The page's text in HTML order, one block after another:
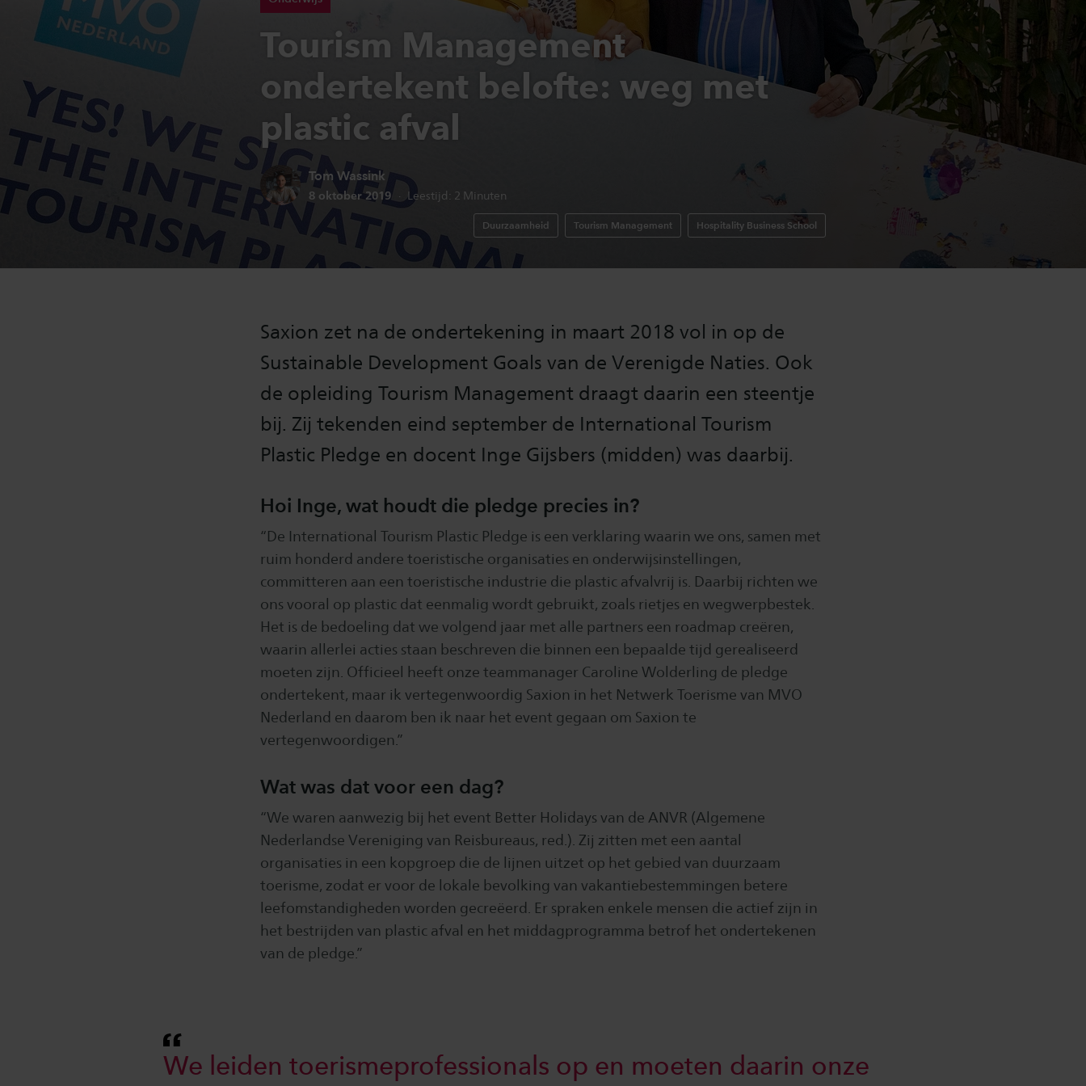
Tourism Management
ondertekent belofte: weg met
plastic afval
Auteur:
Tom Wassink
Publicatiedatum:
8 oktober 2019 Leestijd: 2 Minuten
Duurzaamheid Tourism Management Hospitality Business School
Saxion zet na de ondertekening in maart 2018 vol in op de
Sustainable Development Goals van de Verenigde Naties. Ook
de opleiding Tourism Management draagt daarin een steentje
bij. Zij tekenden eind september de International Tourism
Plastic Pledge en docent Inge Gijsbers (midden) was daarbij.
Hoi Inge, wat houdt die pledge precies in?
“De International Tourism Plastic Pledge is een verklaring waarin we ons, samen met
ruim honderd andere toeristische organisaties en onderwijsinstellingen,
committeren aan een toeristische industrie die plastic afvalvrij is. Daarbij richten we
ons vooral op plastic dat eenmalig wordt gebruikt, zoals rietjes en wegwerpbestek.
Het is de bedoeling dat we volgend jaar met alle partners een roadmap creëren,
waarin allerlei acties staan beschreven die binnen een bepaalde tijd gerealiseerd
moeten zijn. Officieel heeft onze teammanager Caroline Wolderling de pledge
ondertekent, maar ik vertegenwoordig Saxion in het Netwerk Toerisme van MVO
Nederland en daarom ben ik naar het event gegaan om Saxion te
vertegenwoordigen.”
Wat was dat voor een dag?
“We waren aanwezig bij het event Better Holidays van de ANVR (Algemene
Nederlandse Vereniging van Reisbureaus, red.). Zij zitten met een aantal
organisaties in een kopgroep die de lijnen uitzet op het gebied van duurzaam
toerisme, zodat er voor de lokale bevolking van vakantiebestemmingen betere
leefomstandigheden worden gecreëerd. Er spraken enkele mensen die actief zijn in
het bestrijden van plastic afval en het middagprogramma betrof het ondertekenen
van de pledge.”
We leiden toerismeprofessionals op en moeten daarin onze